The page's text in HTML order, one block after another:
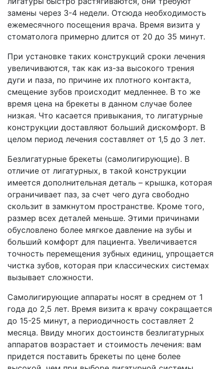
замены через 3-4 недели. Отсюда необходимость
ежемесячного посещения врача. Время визита у
стоматолога примерно длится от 20 до 35 минут.
При установке таких конструкций сроки лечения
увеличиваются, так как из-за высокого трения
дуги и паза, по причине их плотного контакта,
смещение зубов происходит медленнее. В то же
время цена на брекеты в данном случае более
низкая. Что касается привыкания, то лигатурные
конструкции доставляют больший дискомфорт. В
целом период лечения составляет от 1,5 до 3 лет.
Безлигатурные брекеты (самолигирующие). В
отличие от лигатурных, в такой конструкции
имеется дополнительная деталь – крышка, которая
ограничивает паз, за счет чего дуга свободно
скользит в замкнутом пространстве. Кроме того,
размер всех деталей меньше. Этими причинами
обусловлено более мягкое давление на зубы и
больший комфорт для пациента. Увеличивается
точность перемещения зубных единиц, упрощается
чистка зубов, которая при классических системах
вызывает сложности.
Самолигирующие аппараты носят в среднем от 1
года до 2,5 лет. Время визита к врачу сокращается
до 15-25 минут, а периодичность составляет 2
месяца. Ввиду многих достоинств безлигатурных
аппаратов возрастает и стоимость лечения: вам
придется поставить брекеты по цене более